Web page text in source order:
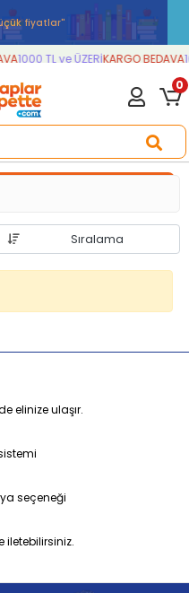
küçük fiyatlar''
1000 TL ve ÜZERİKARGO BEDAVA
0
Sıralama
elinize ulaşır.
seçeneği
iletebilirsiniz.